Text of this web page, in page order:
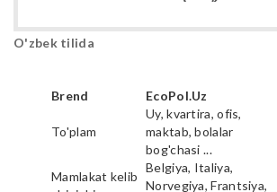
O'zbek tilida
Brend EcoPol.Uz
To'plam
Uy, kvartira, ofis,
maktab, bolalar
bog'chasi ...
Mamlakat kelib
Belgiya, Italiya,
Norvegiya, Frantsiya,